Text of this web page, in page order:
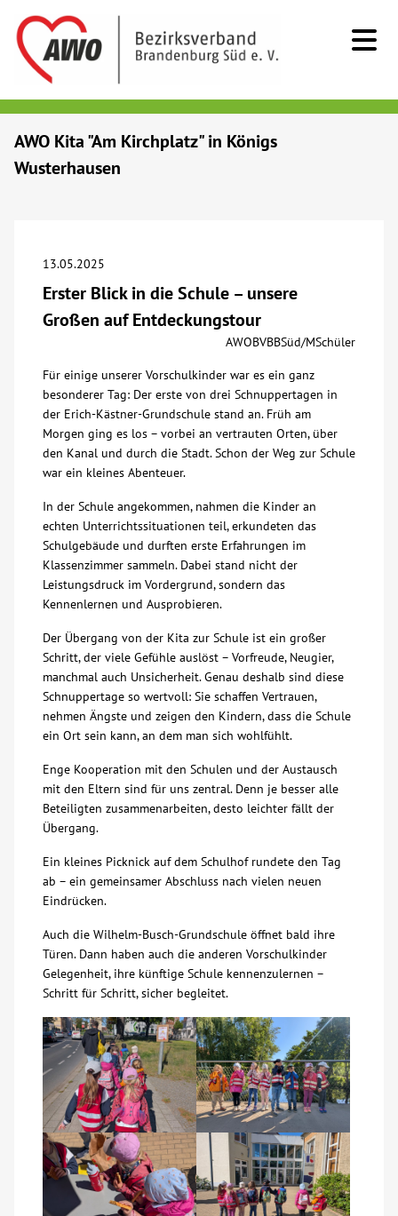
Senioren
Begegnung
Bildung
Über uns
Veranstaltungen
Spenden
Mitmachen
Karriere
Ausbildung
Glossar
Suche
Kontakt
AWO BB Süd
AWO Kita "Am Kirchplatz" in Königs
Wusterhausen
13.05.2025
Erster Blick in die Schule – unsere
Großen auf Entdeckungstour
AWOBVBBSüd/MSchüler
Für einige unserer Vorschulkinder war es ein ganz
besonderer Tag: Der erste von drei Schnuppertagen in
der Erich-Kästner-Grundschule stand an. Früh am
Morgen ging es los – vorbei an vertrauten Orten, über
den Kanal und durch die Stadt. Schon der Weg zur Schule
war ein kleines Abenteuer.
In der Schule angekommen, nahmen die Kinder an
echten Unterrichtssituationen teil, erkundeten das
Schulgebäude und durften erste Erfahrungen im
Klassenzimmer sammeln. Dabei stand nicht der
Leistungsdruck im Vordergrund, sondern das
Kennenlernen und Ausprobieren.
Der Übergang von der Kita zur Schule ist ein großer
Schritt, der viele Gefühle auslöst – Vorfreude, Neugier,
manchmal auch Unsicherheit. Genau deshalb sind diese
Schnuppertage so wertvoll: Sie schaffen Vertrauen,
nehmen Ängste und zeigen den Kindern, dass die Schule
ein Ort sein kann, an dem man sich wohlfühlt.
Enge Kooperation mit den Schulen und der Austausch
mit den Eltern sind für uns zentral. Denn je besser alle
Beteiligten zusammenarbeiten, desto leichter fällt der
Übergang.
Ein kleines Picknick auf dem Schulhof rundete den Tag
ab – ein gemeinsamer Abschluss nach vielen neuen
Eindrücken.
Auch die Wilhelm-Busch-Grundschule öffnet bald ihre
Türen. Dann haben auch die anderen Vorschulkinder
Gelegenheit, ihre künftige Schule kennenzulernen –
Schritt für Schritt, sicher begleitet.